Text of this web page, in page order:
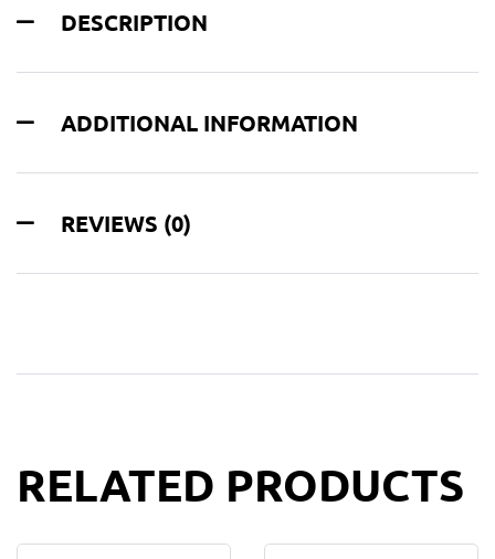
DESCRIPTION
ADDITIONAL INFORMATION
REVIEWS (0)
RELATED PRODUCTS